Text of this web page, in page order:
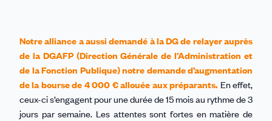
Notre alliance a aussi demandé à la DG de relayer auprès
de la DGAFP (Direction Générale de l’Administration et
de la Fonction Publique) notre demande d’augmentation
de la bourse de 4 000 € allouée aux préparants. En effet,
ceux-ci s’engagent pour une durée de 15 mois au rythme de 3
jours par semaine. Les attentes sont fortes en matière de